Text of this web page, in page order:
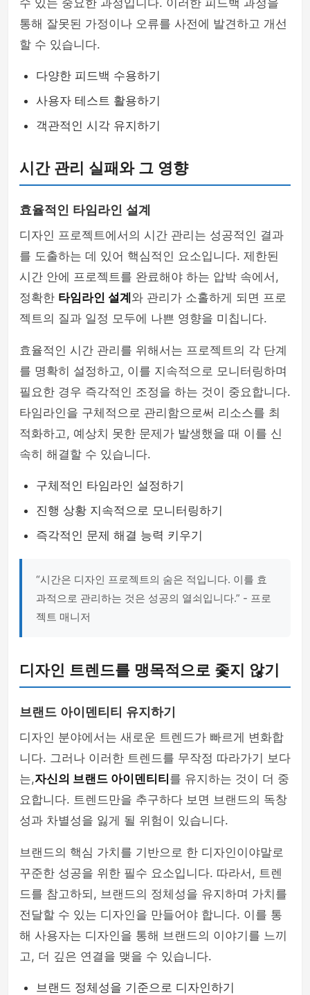
수 있는 중요한 과정입니다. 이러한 피드백 과정을
통해 잘못된 가정이나 오류를 사전에 발견하고 개선
할 수 있습니다.
다양한 피드백 수용하기
사용자 테스트 활용하기
객관적인 시각 유지하기
시간 관리 실패와 그 영향
효율적인 타임라인 설계
디자인 프로젝트에서의 시간 관리는 성공적인 결과
를 도출하는 데 있어 핵심적인 요소입니다. 제한된
시간 안에 프로젝트를 완료해야 하는 압박 속에서,
정확한 타임라인 설계 와 관리가 소홀하게 되면 프로
젝트의 질과 일정 모두에 나쁜 영향을 미칩니다.
효율적인 시간 관리를 위해서는 프로젝트의 각 단계
를 명확히 설정하고, 이를 지속적으로 모니터링하며
필요한 경우 즉각적인 조정을 하는 것이 중요합니다.
타임라인을 구체적으로 관리함으로써 리소스를 최
적화하고, 예상치 못한 문제가 발생했을 때 이를 신
속히 해결할 수 있습니다.
구체적인 타임라인 설정하기
진행 상황 지속적으로 모니터링하기
즉각적인 문제 해결 능력 키우기
“시간은 디자인 프로젝트의 숨은 적입니다. 이를 효
과적으로 관리하는 것은 성공의 열쇠입니다.” - 프로
젝트 매니저
디자인 트렌드를 맹목적으로 좇지 않기
브랜드 아이덴티티 유지하기
디자인 분야에서는 새로운 트렌드가 빠르게 변화합
니다. 그러나 이러한 트렌드를 무작정 따라가기 보다
는,자신의 브랜드 아이덴티티 를 유지하는 것이 더 중
요합니다. 트렌드만을 추구하다 보면 브랜드의 독창
성과 차별성을 잃게 될 위험이 있습니다.
브랜드의 핵심 가치를 기반으로 한 디자인이야말로
꾸준한 성공을 위한 필수 요소입니다. 따라서, 트렌
드를 참고하되, 브랜드의 정체성을 유지하며 가치를
전달할 수 있는 디자인을 만들어야 합니다. 이를 통
해 사용자는 디자인을 통해 브랜드의 이야기를 느끼
고, 더 깊은 연결을 맺을 수 있습니다.
브랜드 정체성을 기준으로 디자인하기